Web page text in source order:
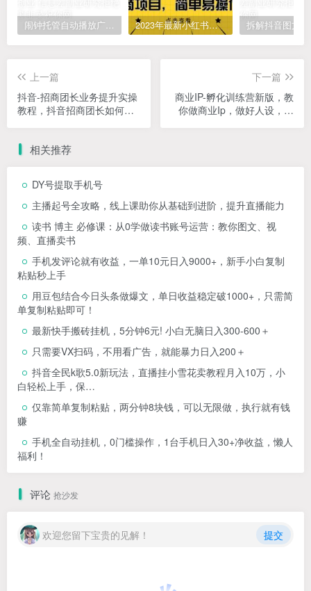
闹钟托管自动播放广告，单机5-10，无需人工操作 2023年最新小红书成人电商项目，简单易操作【详细教程】
上一篇
抖音-招商团长业务提升实操
教程，抖音招商团长如何实
下一篇
商业IP-孵化训练营新版，教
你做商业Ip，做好人设，流
相关推荐
DY号提取手机号
主播起号全攻略，线上课助你从基础到进阶，提升直播能力
读书 博主 必修课：从0学做读书账号运营：教你图文、视
频、直播卖书
手机发评论就有收益，一单10元日入9000+，新手小白复制
粘贴秒上手
用豆包结合今日头条做爆文，单日收益稳定破1000+，只需简
单复制粘贴即可！
最新快手搬砖挂机，5分钟6元! 小白无脑日入300-600＋
只需要VX扫码，不用看广告，就能暴力日入200＋
抖音全民k歌5.0新玩法，直播挂小雪花卖教程月入10万，小
白轻松上手，保…
仅靠简单复制粘贴，两分钟8块钱，可以无限做，执行就有钱
赚
手机全自动挂机，0门槛操作，1台手机日入30+净收益，懒人
福利！
评论 抢沙发
欢迎您留下宝贵的见解！ 提交